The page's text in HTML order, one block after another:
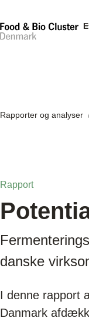
Rapporter og analyser
Rapport
danske
I denne rapport
Danmark